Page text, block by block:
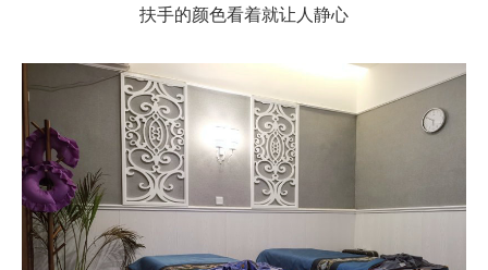
扶手的颜色看着就让人静心